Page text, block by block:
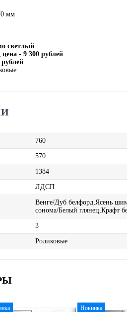
мм
светлый
- 9 300 рублей
760
570
1384
ЛДСП
Венге/Дуб белфорд,Ясень
сонома/Белый глянец,Крафт
3
Роликовые
Новинка